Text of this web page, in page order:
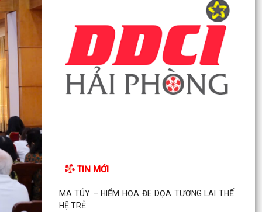
TIN MỚI
CÀI ĐẶT ỨNG DỤNG ETAX MOBILE – THỰC HIỆN
NGHĨA VỤ THUẾ NHANH CHÓNG, TIỆN LỢI
Kế hoạch thực hiện Nghị quyết số 11-NQ/TU
ngày 15/7/2026 của Ban Chấp hành Đảng bộ
thành phố về...
GIÁ TÀI SẢN
UBND PHƯỜNG HẢI AN THAM DỰ PHIÊN HỌP
TRỰC TUYẾN THƯỜNG KỲ UBND THÀNH PHỐ